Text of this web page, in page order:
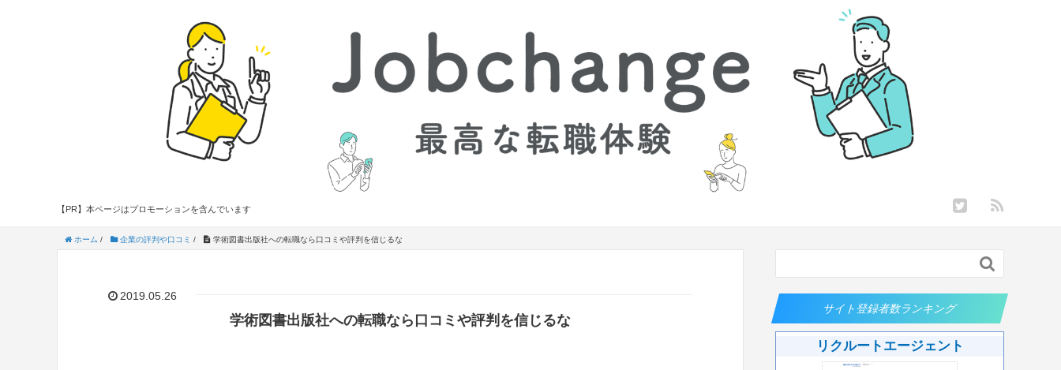
【PR】本ページはプロモーションを含んでいます
ホーム / 企業の評判や口コミ / 学術図書出版社への転職なら口コミや評判を信じるな
2019.05.26
学術図書出版社への転職なら口コミや評判を信じるな

サイト登録者数ランキング
リクルートエージェント